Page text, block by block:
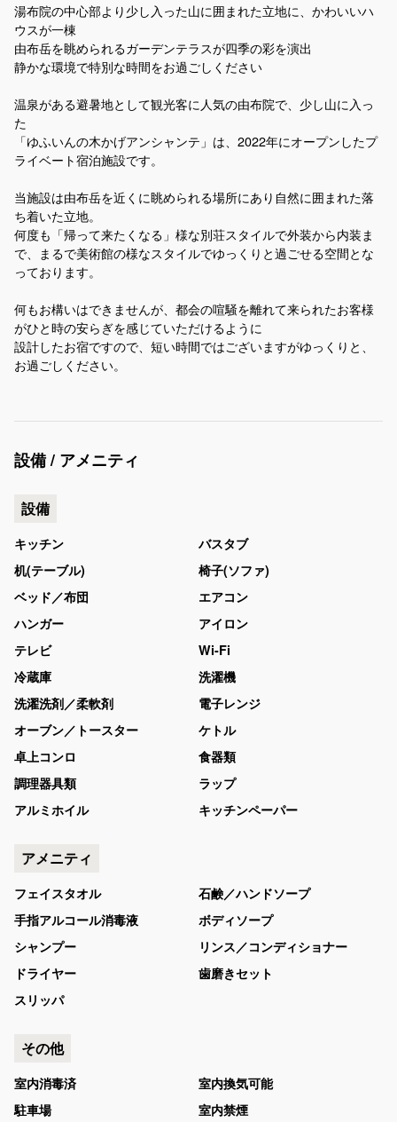
湯布院の中心部より少し入った山に囲まれた立地に、かわいいハ
ウスが一棟
由布岳を眺められるガーデンテラスが四季の彩を演出
静かな環境で特別な時間をお過ごしください
温泉がある避暑地として観光客に人気の由布院で、少し山に入っ
た
「ゆふいんの木かげアンシャンテ」は、2022年にオープンしたプ
ライベート宿泊施設です。
当施設は由布岳を近くに眺められる場所にあり自然に囲まれた落
ち着いた立地。
何度も「帰って来たくなる」様な別荘スタイルで外装から内装ま
で、まるで美術館の様なスタイルでゆっくりと過ごせる空間とな
っております。
何もお構いはできませんが、都会の喧騒を離れて来られたお客様
がひと時の安らぎを感じていただけるように
設計したお宿ですので、短い時間ではございますがゆっくりと、
お過ごしください。
設備 / アメニティ
設備
キッチン
バスタブ
机(テーブル)
椅子(ソファ)
ベッド／布団
エアコン
ハンガー
アイロン
テレビ
Wi-Fi
冷蔵庫
洗濯機
洗濯洗剤／柔軟剤
電子レンジ
オーブン／トースター
ケトル
卓上コンロ
食器類
調理器具類
ラップ
アルミホイル
キッチンペーパー
アメニティ
フェイスタオル
石鹸／ハンドソープ
手指アルコール消毒液
ボディソープ
シャンプー
リンス／コンディショナー
ドライヤー
歯磨きセット
スリッパ
その他
室内消毒済
室内換気可能
駐車場
室内禁煙